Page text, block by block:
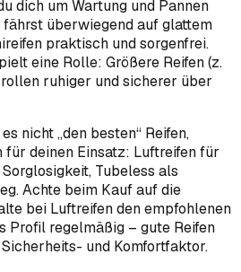
dich um Wartung und Pannen
überwiegend auf glattem
praktisch und sorgenfrei.
eine Rolle: Größere Reifen (z.
ruhiger und sicherer über
nicht „den besten“ Reifen,
für deinen Einsatz: Luftreifen für
Tubeless als
Achte beim Kauf auf die
bei Luftreifen den empfohlenen
Profil regelmäßig – gute Reifen
und Komfortfaktor.